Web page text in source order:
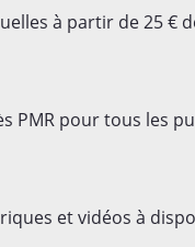
à partir de 25 €
PMR pour tous les
et vidéos à